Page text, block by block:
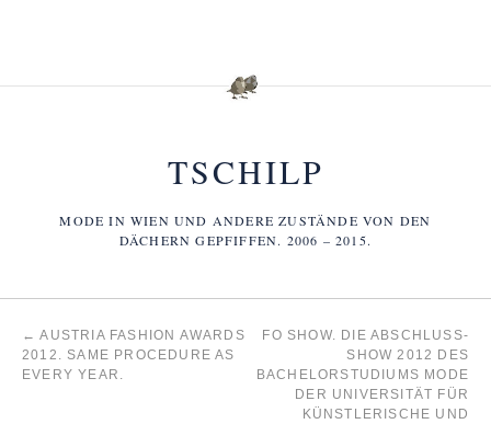
TSCHILP
MODE IN WIEN UND ANDERE ZUSTÄNDE VON DEN
DÄCHERN GEPFIFFEN. 2006 – 2015.
← AUSTRIA FASHION AWARDS
2012. SAME PROCEDURE AS
EVERY YEAR.
FO SHOW. DIE ABSCHLUSS-
SHOW 2012 DES
BACHELORSTUDIUMS MODE
DER UNIVERSITÄT FÜR
KÜNSTLERISCHE UND